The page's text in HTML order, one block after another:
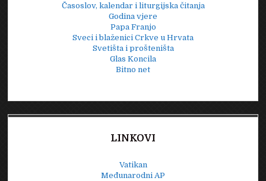
Časoslov, kalendar i liturgijska čitanja
Godina vjere
Papa Franjo
Sveci i blaženici Crkve u Hrvata
Svetišta i prošteništa
Glas Koncila
Bitno net
LINKOVI
Vatikan
Međunarodni AP